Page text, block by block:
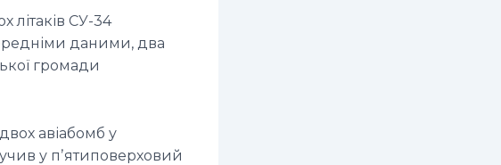
літаків СУ-34
даними, два
громади
авіабомб у
у пʼятиповерховий